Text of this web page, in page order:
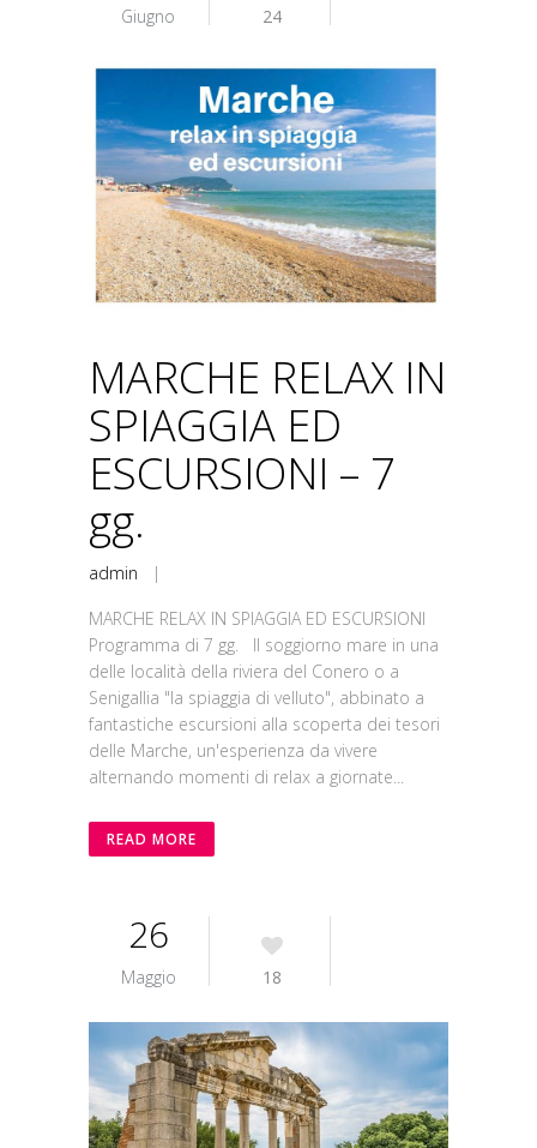
Giugno 24
MARCHE RELAX IN
SPIAGGIA ED
ESCURSIONI – 7
gg.
admin |
MARCHE RELAX IN SPIAGGIA ED ESCURSIONI
Programma di 7 gg. Il soggiorno mare in una
delle località della riviera del Conero o a
Senigallia "la spiaggia di velluto", abbinato a
fantastiche escursioni alla scoperta dei tesori
delle Marche, un'esperienza da vivere
alternando momenti di relax a giornate...
READ MORE
26
Maggio 18